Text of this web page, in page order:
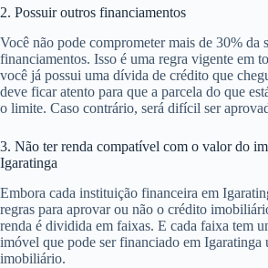
2. Possuir outros financiamentos
Você não pode comprometer mais de 30% da
financiamentos. Isso é uma regra vigente em
você já possui uma dívida de crédito que
deve ficar atento para que a parcela do que
o limite. Caso contrário, será difícil ser
3. Não ter renda compatível com o valor do
Igaratinga
Embora cada instituição financeira em
regras para aprovar ou não o crédito
renda é dividida em faixas. E cada faixa tem
imóvel que pode ser financiado em Igaratinga
imobiliário.